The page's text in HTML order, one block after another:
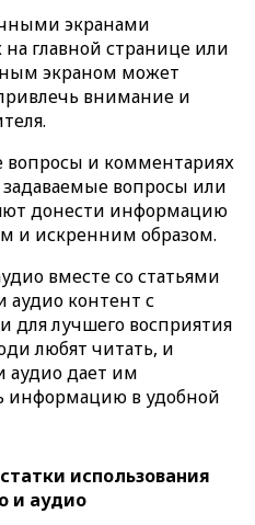
экранами
главной странице или
экраном может
внимание и
вопросы и комментариях
вопросы или
донести информацию
и искренним образом.
вместе со статьями
контент с
для лучшего восприятия
любят читать, и
аудио дает им
информацию в удобной
использования
и аудио